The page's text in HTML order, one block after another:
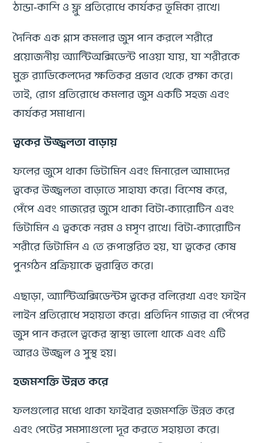
ঠান্ডা-কাশি ও ফ্লু প্রতিরোধে কার্যকর ভূমিকা রাখে।
দৈনিক এক গ্লাস কমলার জুস পান করলে শরীরে
প্রয়োজনীয় অ্যান্টিঅক্সিডেন্ট পাওয়া যায়, যা শরীরকে
মুক্ত র‍্যাডিকেলদের ক্ষতিকর প্রভাব থেকে রক্ষা করে।
তাই, রোগ প্রতিরোধে কমলার জুস একটি সহজ এবং
কার্যকর সমাধান।
ত্বকের উজ্জ্বলতা বাড়ায়
ফলের জুসে থাকা ভিটামিন এবং মিনারেল আমাদের
ত্বকের উজ্জ্বলতা বাড়াতে সাহায্য করে। বিশেষ করে,
পেঁপে এবং গাজরের জুসে থাকা বিটা-ক্যারোটিন এবং
ভিটামিন এ ত্বককে নরম ও মসৃণ রাখে। বিটা-ক্যারোটিন
শরীরে ভিটামিন এ তে রূপান্তরিত হয়, যা ত্বকের কোষ
পুনর্গঠন প্রক্রিয়াকে ত্বরান্বিত করে।
এছাড়া, অ্যান্টিঅক্সিডেন্টস ত্বকের বলিরেখা এবং ফাইন
লাইন প্রতিরোধে সহায়তা করে। প্রতিদিন গাজর বা পেঁপের
জুস পান করলে ত্বকের স্বাস্থ্য ভালো থাকে এবং এটি
আরও উজ্জ্বল ও সুস্থ হয়।
হজমশক্তি উন্নত করে
ফলগুলোর মধ্যে থাকা ফাইবার হজমশক্তি উন্নত করে
এবং পেটের সমস্যাগুলো দূর করতে সহায়তা করে।